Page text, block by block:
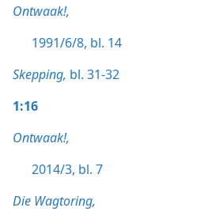
Ontwaak!,
1991/6/8, bl. 14
Skepping, bl. 31-32
1:16
Ontwaak!,
2014/3, bl. 7
Die Wagtoring,